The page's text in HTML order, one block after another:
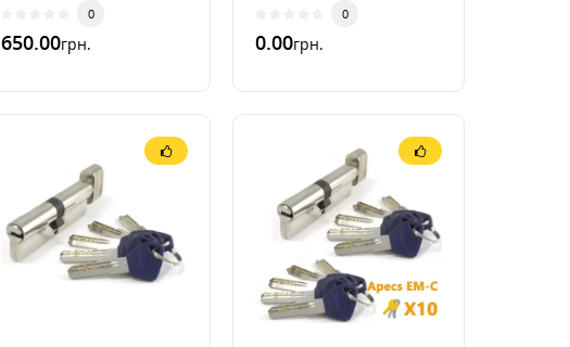
можно для любого
врезного замка
0
650.00грн.
постовляется дверная
ручка APECS 0426 ..
0
0.00грн.